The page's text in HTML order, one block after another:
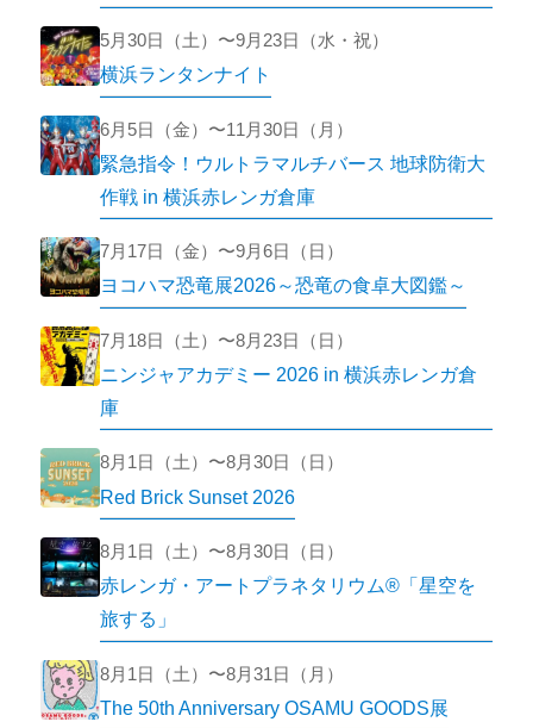
5月30日（土）〜9月23日（水・祝）
横浜ランタンナイト
6月5日（金）〜11月30日（月）
緊急指令！ウルトラマルチバース 地球防衛大
作戦 in 横浜赤レンガ倉庫
7月17日（金）〜9月6日（日）
ヨコハマ恐竜展2026～恐竜の食卓大図鑑～
7月18日（土）〜8月23日（日）
ニンジャアカデミー 2026 in 横浜赤レンガ倉
庫
8月1日（土）〜8月30日（日）
Red Brick Sunset 2026
8月1日（土）〜8月30日（日）
赤レンガ・アートプラネタリウム®「星空を
旅する」
8月1日（土）〜8月31日（月）
The 50th Anniversary OSAMU GOODS展